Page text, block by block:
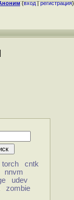
(вход|регистрация)
torch
cntk
nnvm
udev
zombie